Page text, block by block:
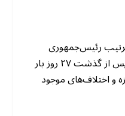
رئیس‌جمهوری
آمریکا و نخست وزیر اسرائیل، پس از گذشت ۲۷ روز بار
و اختلاف‌های موجود